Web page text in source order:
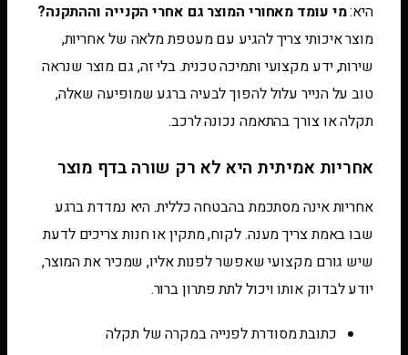
היא:מי עומד מאחורי המוצר גם אחרי הקנייה וההתקנה?
מוצר איכותי צריך להגיע עם מעטפת מלאה של אחריות,
שירות, ידע מקצועי ותמיכה טכנית. בלי זה, גם מוצר שנראה
טוב על הנייר עלול להפוך לבעיה ברגע שמופיעה שאלה,
תקלה או צורך בהתאמה נכונה לרכב.
אחריות אמיתית היא לא רק שורה בדף מוצר
אחריות אינה מסתכמת בהבטחה כללית. היא נמדדת ברגע
שבו באמת צריך מענה. לקוח, מתקין או חנות צריכים לדעת
שיש גורם מקצועי שאפשר לפנות אליו, שמכיר את המוצר,
יודע לבדוק אותו ויכול לתת פתרון ברור.
כתובת מסודרת לפנייה במקרה של תקלה